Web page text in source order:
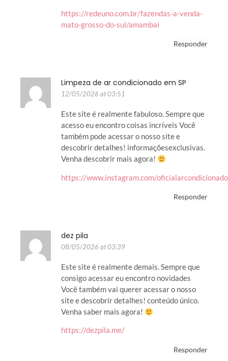
https://redeuno.com.br/fazendas-a-venda-
mato-grosso-do-sul/amambai
Responder
Limpeza de ar condicionado em SP
12/05/2026 at 03:51
Este site é realmente fabuloso. Sempre que
acesso eu encontro coisas incríveis Você
também pode acessar o nosso site e
descobrir detalhes! informaçõesexclusivas.
Venha descobrir mais agora!
https://www.instagram.com/oficialarcondicionado
Responder
dez pila
08/05/2026 at 03:39
Este site é realmente demais. Sempre que
consigo acessar eu encontro novidades
Você também vai querer acessar o nosso
site e descobrir detalhes! conteúdo único.
Venha saber mais agora!
https://dezpila.me/
Responder